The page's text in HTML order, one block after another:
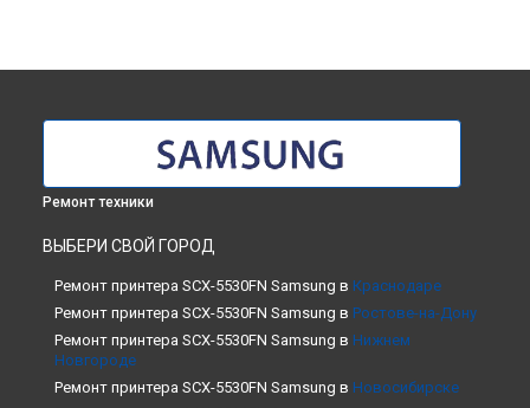
Ремонт техники
ВЫБЕРИ СВОЙ ГОРОД
Ремонт принтера SCX-5530FN Samsung в Краснодаре
Ремонт принтера SCX-5530FN Samsung в Ростове-на-Дону
Ремонт принтера SCX-5530FN Samsung в Нижнем
Новгороде
Ремонт принтера SCX-5530FN Samsung в Новосибирске